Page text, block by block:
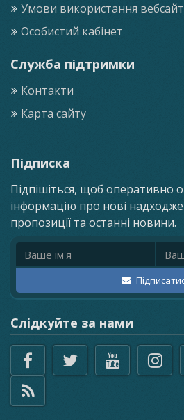
Умови використання
Особистий кабінет
Служба підтримки
Контакти
Карта сайту
Підписка
Підпішіться, щоб оперативно
інформацію про нові
пропозиції та останні новини.
Ім'я Email
Слідкуйте за нами